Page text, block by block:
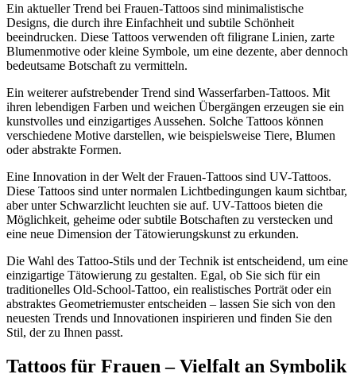
Ein aktueller Trend bei Frauen-Tattoos sind minimalistische
Designs, die durch ihre Einfachheit und subtile Schönheit
beeindrucken. Diese Tattoos verwenden oft filigrane Linien, zarte
Blumenmotive oder kleine Symbole, um eine dezente, aber dennoch
bedeutsame Botschaft zu vermitteln.
Ein weiterer aufstrebender Trend sind Wasserfarben-Tattoos. Mit
ihren lebendigen Farben und weichen Übergängen erzeugen sie ein
kunstvolles und einzigartiges Aussehen. Solche Tattoos können
verschiedene Motive darstellen, wie beispielsweise Tiere, Blumen
oder abstrakte Formen.
Eine Innovation in der Welt der Frauen-Tattoos sind UV-Tattoos.
Diese Tattoos sind unter normalen Lichtbedingungen kaum sichtbar,
aber unter Schwarzlicht leuchten sie auf. UV-Tattoos bieten die
Möglichkeit, geheime oder subtile Botschaften zu verstecken und
eine neue Dimension der Tätowierungskunst zu erkunden.
Die Wahl des Tattoo-Stils und der Technik ist entscheidend, um eine
einzigartige Tätowierung zu gestalten. Egal, ob Sie sich für ein
traditionelles Old-School-Tattoo, ein realistisches Porträt oder ein
abstraktes Geometriemuster entscheiden – lassen Sie sich von den
neuesten Trends und Innovationen inspirieren und finden Sie den
Stil, der zu Ihnen passt.
Tattoos für Frauen – Vielfalt an Symbolik